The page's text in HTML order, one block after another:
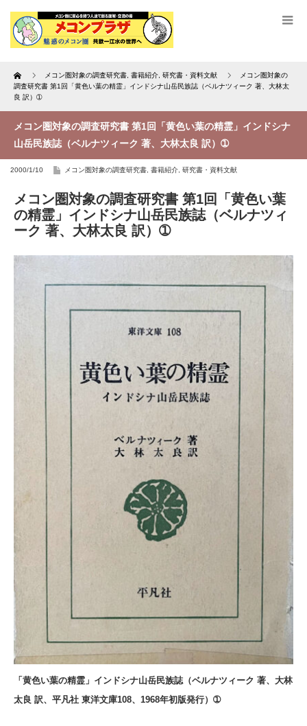
Home メコン圏対象の調査研究書 書籍紹介 研究書・資料文献
メコン圏対象の
調査研究書 第1回「黄色い葉の精霊」インドシナ山岳民族誌（ベルナツィーク 著、大林太
良 訳）➀
メコン圏対象の調査研究書 第1回「黄色い葉の精霊」インドシナ
山岳民族誌（ベルナツィーク 著、大林太良 訳）➀
2000/1/10 メコン圏対象の調査研究書 書籍紹介 研究書・資料文献
メコン圏対象の調査研究書 第1回「黄色い葉
の精霊」インドシナ山岳民族誌（ベルナツィ
ーク 著、大林太良 訳）➀
「黄色い葉の精霊」インドシナ山岳民族誌（ベルナツィーク 著、大林
太良 訳、平凡社 東洋文庫108、1968年初版発行）➀